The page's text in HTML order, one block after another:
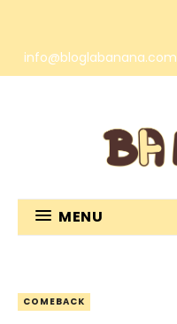
info@bloglabanana.com
MENU
COMEBACK